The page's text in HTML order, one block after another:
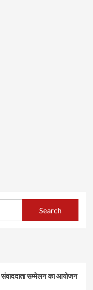
सम्मेलन का आयोजन